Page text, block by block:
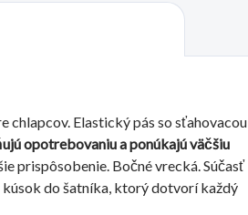
chlapcov. Elastický pás so sťahovacou
opotrebovaniu a ponúkajú väčšiu
prispôsobenie. Bočné vrecká. Súčasť
do šatníka, ktorý dotvorí každý